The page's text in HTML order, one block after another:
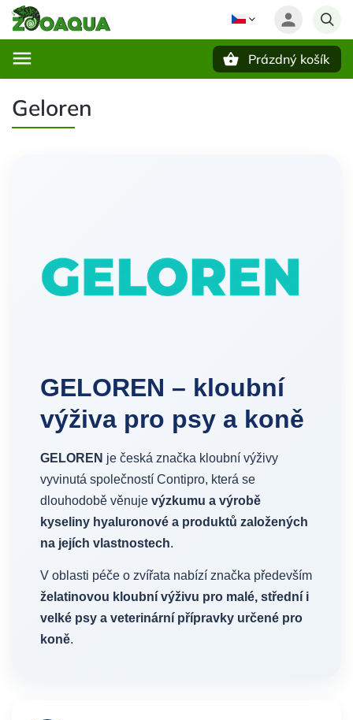
Prázdný košík
Geloren
GELOREN – kloubní
výživa pro psy a koně
GELOREN je česká značka kloubní výživy
vyvinutá společností Contipro, která se
dlouhodobě věnuje výzkumu a výrobě
kyseliny hyaluronové a produktů založených
na jejích vlastnostech.
V oblasti péče o zvířata nabízí značka především
želatinovou kloubní výživu pro malé, střední i
velké psy a veterinární přípravky určené pro
koně.